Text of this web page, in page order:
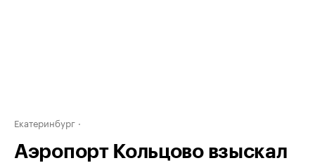
Екатеринбург
Аэропорт Кольцово взыскал